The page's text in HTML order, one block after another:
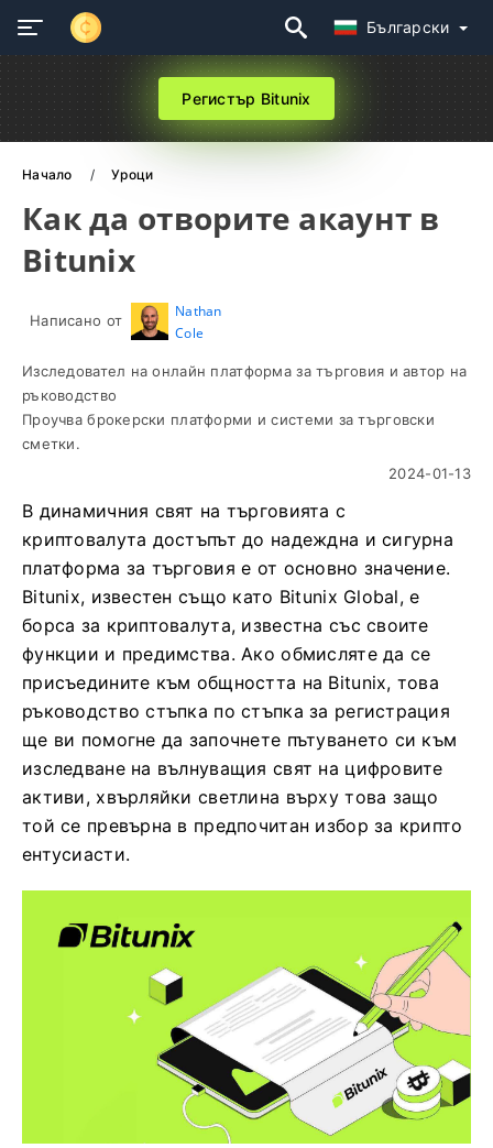
Български
Регистър Bitunix
Начало Уроци
Как да отворите акаунт в
Bitunix
Написано от
Nathan
Cole
Изследовател на онлайн платформа за търговия и автор на
ръководство
Проучва брокерски платформи и системи за търговски
сметки.
2024-01-13
В динамичния свят на търговията с
криптовалута достъпът до надеждна и сигурна
платформа за търговия е от основно значение.
Bitunix, известен също като Bitunix Global, е
борса за криптовалута, известна със своите
функции и предимства. Ако обмисляте да се
присъедините към общността на Bitunix, това
ръководство стъпка по стъпка за регистрация
ще ви помогне да започнете пътуването си към
изследване на вълнуващия свят на цифровите
активи, хвърляйки светлина върху това защо
той се превърна в предпочитан избор за крипто
ентусиасти.